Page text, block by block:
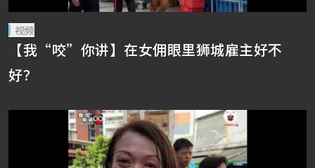
视频
【我“咬”你讲】在女佣眼里狮城雇主好不
好？